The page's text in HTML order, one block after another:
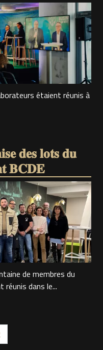
étaient réunis à
𝐝𝐞𝐬 𝐥𝐨𝐭𝐬 𝐝𝐮
𝐁𝐂𝐃𝐄
de membres du
réunis dans le...